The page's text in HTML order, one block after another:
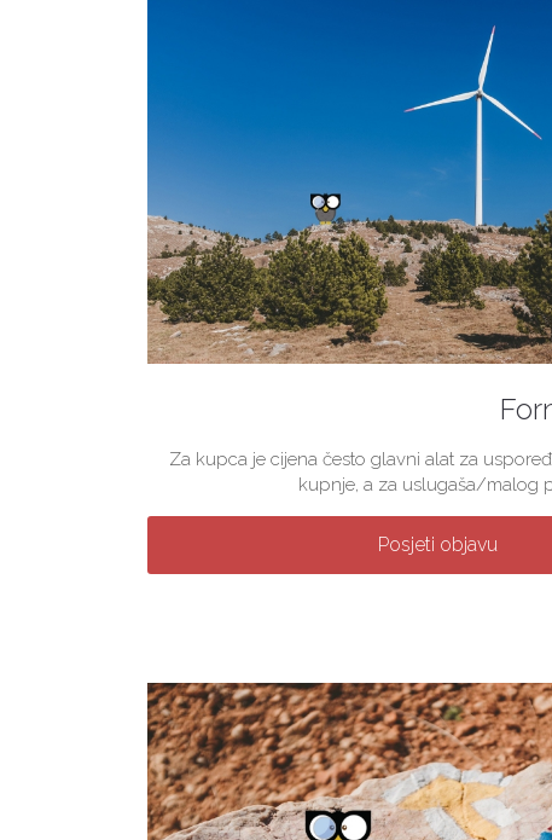
Za kupca je cijena često glavni alat za
kupnje, a za uslugaša/malog
Posjeti objavu